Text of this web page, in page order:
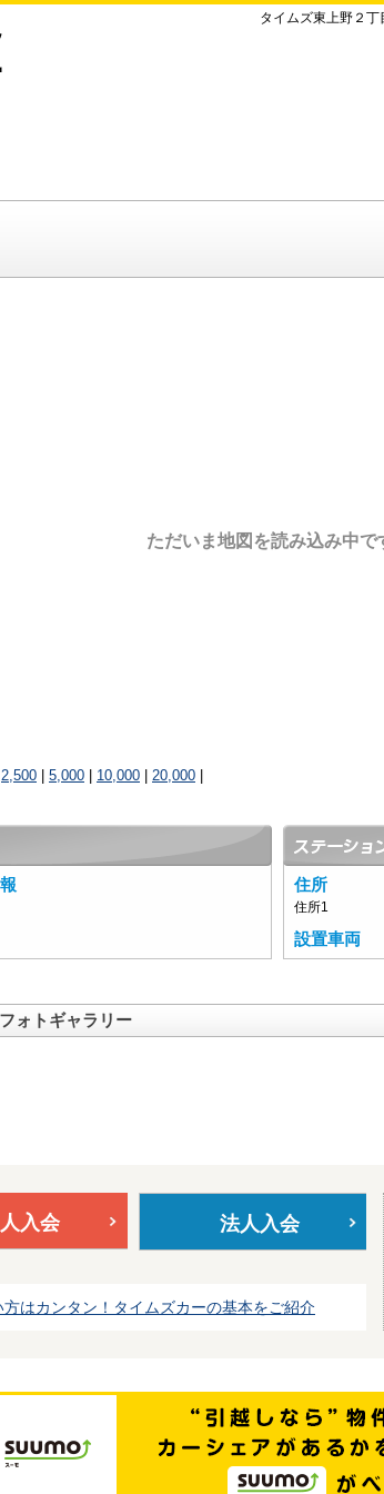
タイムズ東上野２丁
ただいま地図を読み込み中で
2,500 5,000 10,000 20,000
住所
住所1
設置車両
ォトギャラリー
入会 法人入会
方はカンタン！タイムズカーの基本をご紹介